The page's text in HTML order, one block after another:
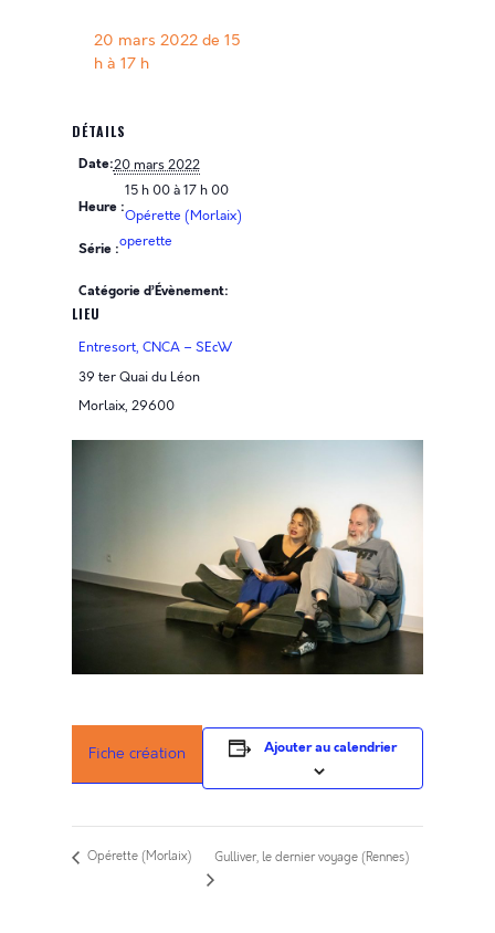
20 mars 2022 de 15
hà 17 h
DÉTAILS
Date:20 mars 2022
Heure :
15 h 00 à 17 h 00
Série :
Opérette (Morlaix)
Catégorie d’Évènement:
operette
LIEU
Entresort, CNCA – SEcW
39 ter Quai du Léon
Morlaix, 29600
Fiche création Ajouter au calendrier
Opérette (Morlaix) Gulliver, le dernier voyage (Rennes)